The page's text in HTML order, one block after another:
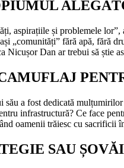
aspirațiile și problemele
„comunități” fără apă, fără
Nicușor Dan ar trebui să știe
său a fost dedicată
infrastructură? Ce face
oamenii trăiesc cu sacrificii
SAU